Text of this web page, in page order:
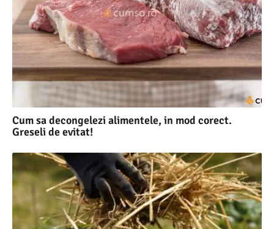
Cum sa decongelezi alimentele, in mod corect.
Greseli de evitat!